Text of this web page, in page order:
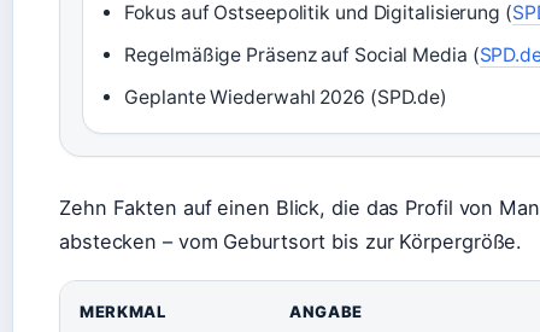
Fokus auf Ostseepolitik und Digitalisierung (
Regelmäßige Präsenz auf Social Media (
Geplante Wiederwahl 2026 (SPD.de)
Zehn Fakten auf einen Blick, die das Profil von
abstecken – vom Geburtsort bis zur Körpergröße.
MERKMAL ANGABE